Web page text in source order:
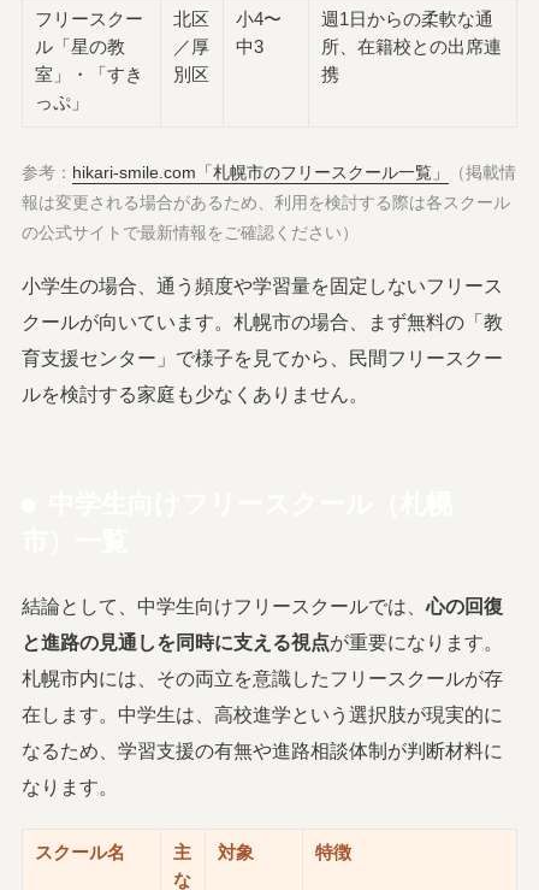
フリースクー
ル「星の教
室」・「すき
っぷ」
北区
／厚
別区
小4〜
中3
週1日からの柔軟な通
所、在籍校との出席連
携
参考： hikari-smile.com「札幌市のフリースクール一覧」
（掲載情
報は変更される場合があるため、利用を検討する際は各スクール
の公式サイトで最新情報をご確認ください）
小学生の場合、通う頻度や学習量を固定しないフリース
クールが向いています。札幌市の場合、まず無料の「教
育支援センター」で様子を見てから、民間フリースクー
ルを検討する家庭も少なくありません。
結論として、中学生向けフリースクールでは、心の回復
と進路の見通しを同時に支える視点が重要になります。
札幌市内には、その両立を意識したフリースクールが存
在します。中学生は、高校進学という選択肢が現実的に
なるため、学習支援の有無や進路相談体制が判断材料に
なります。
スクール名
主
な
対象 特徴